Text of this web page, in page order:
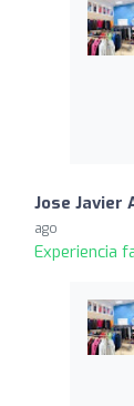
Jose Javier
ago
Experiencia